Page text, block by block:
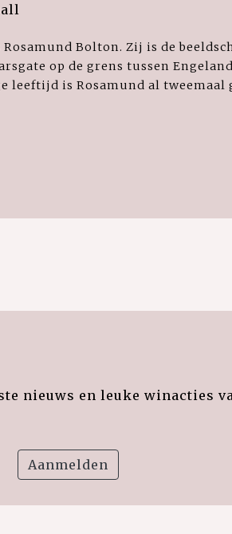
Rosamund Bolton. Zij is de
op de grens tussen
leeftijd is Rosamund al tweemaal
nieuws en leuke winacties
Aanmelden